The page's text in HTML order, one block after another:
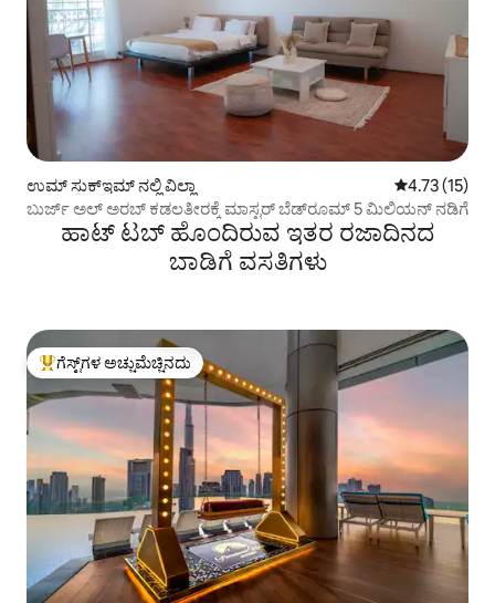
ಉಮ್ ಸುಕ್ಇಮ್ ನಲ್ಲಿ ವಿಲ್ಲಾ 5 ರಲ್ಲಿ 4.73
4.73 (15)
ಬುರ್ಜ್ ಅಲ್ ಅರಬ್ ಕಡಲತೀರಕ್ಕೆ ಮಾಸ್ಟರ್ ಬೆಡ್‌ರೂಮ್ 5 ಮಿಲಿಯನ್ ನಡಿಗೆ
ಹಾಟ್ ಟಬ್ ಹೊಂದಿರುವ ಇತರ ರಜಾದಿನದ
ಬಾಡಿಗೆ ವಸತಿಗಳು
ಗೆಸ್ಟ್‌ಗಳಿಗೆ ಅತಿ ಹೆಚ್ಚು ಅಚ್ಚುಮೆಚ್ಚಿನದು
ಗೆಸ್ಟ್‌ಗಳ ಅಚ್ಚುಮೆಚ್ಚಿನದು